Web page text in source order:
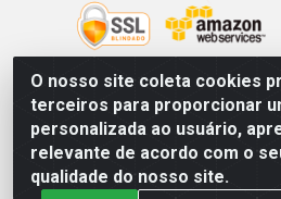
O nosso site coleta cookies
terceiros para proporcionar
personalizada ao usuário,
relevante de acordo com o
qualidade do nosso site.
Rio Vermelho Distribuição de
153, KM 52 N 00 QD 00 LT 16 -
Anápolis/GO - CEP 75.045-190 -